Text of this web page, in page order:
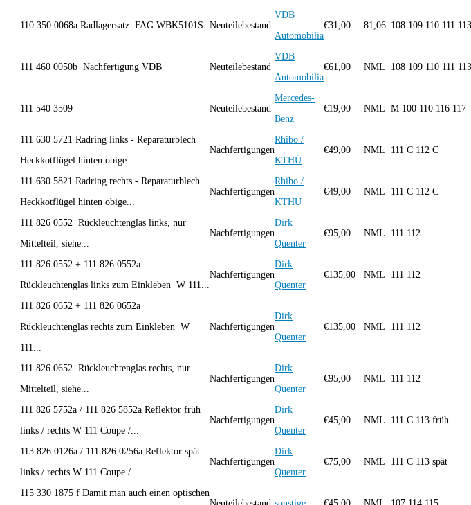
110 350 0068a Radlagersatz FAG WBK5101S Neuteilebestand
VDB
Automobilia
€31,00 81,06 108 109 110 111 113
111 460 0050b Nachfertigung VDB Neuteilebestand
VDB
Automobilia
€61,00 NML 108 109 110 111 113
111 540 3509 Neuteilebestand
Mercedes-
Benz
€19,00 NML M 100 110 116 117
111 630 5721 Radring links - Reparaturblech
Heckkotflügel hinten obige...
Nachfertigungen
Rhibo /
KTHÜ
€49,00 NML 111 C 112 C
111 630 5821 Radring rechts - Reparaturblech
Heckkotflügel hinten obige...
Nachfertigungen
Rhibo /
KTHÜ
€49,00 NML 111 C 112 C
111 826 0552 Rückleuchtenglas links, nur
Mittelteil, siehe...
Nachfertigungen
Dirk
Quenter
€95,00 NML 111 112
111 826 0552 + 111 826 0552a
Rückleuchtenglas links zum Einkleben W 111...
Nachfertigungen
Dirk
Quenter
€135,00 NML 111 112
111 826 0652 + 111 826 0652a
Rückleuchtenglas rechts zum Einkleben W
111...
Nachfertigungen
Dirk
Quenter
€135,00 NML 111 112
111 826 0652 Rückleuchtenglas rechts, nur
Mittelteil, siehe...
Nachfertigungen
Dirk
Quenter
€95,00 NML 111 112
111 826 5752a / 111 826 5852a Reflektor früh
links / rechts W 111 Coupe /...
Nachfertigungen
Dirk
Quenter
€45,00 NML 111 C 113 früh
113 826 0126a / 111 826 0256a Reflektor spät
links / rechts W 111 Coupe /...
Nachfertigungen
Dirk
Quenter
€75,00 NML 111 C 113 spät
115 330 1875 f Damit man auch einen optischen